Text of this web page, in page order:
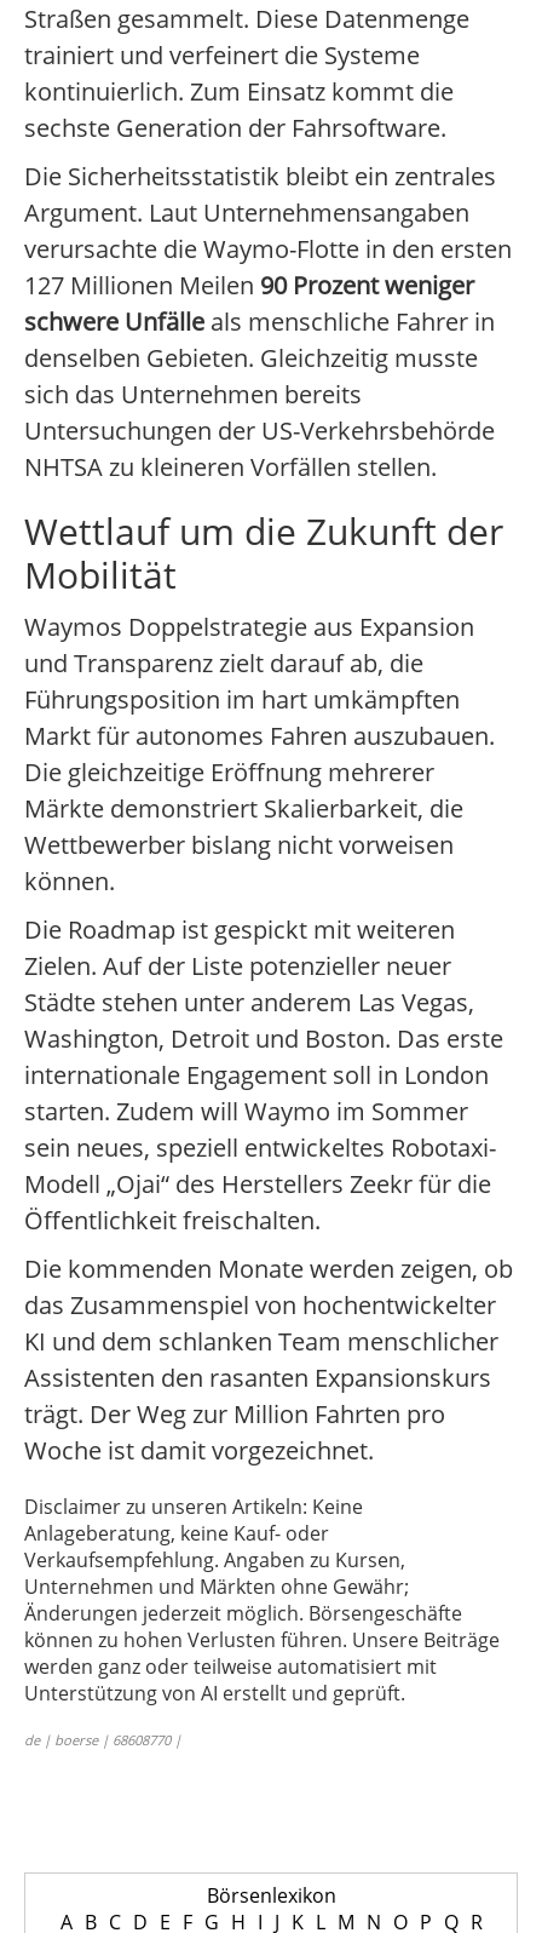
Straßen gesammelt. Diese Datenmenge
trainiert und verfeinert die Systeme
kontinuierlich. Zum Einsatz kommt die
sechste Generation der Fahrsoftware.
Die Sicherheitsstatistik bleibt ein zentrales
Argument. Laut Unternehmensangaben
verursachte die Waymo-Flotte in den ersten
127 Millionen Meilen 90 Prozent weniger
schwere Unfälle als menschliche Fahrer in
denselben Gebieten. Gleichzeitig musste
sich das Unternehmen bereits
Untersuchungen der US-Verkehrsbehörde
NHTSA zu kleineren Vorfällen stellen.
Wettlauf um die Zukunft der
Mobilität
Waymos Doppelstrategie aus Expansion
und Transparenz zielt darauf ab, die
Führungsposition im hart umkämpften
Markt für autonomes Fahren auszubauen.
Die gleichzeitige Eröffnung mehrerer
Märkte demonstriert Skalierbarkeit, die
Wettbewerber bislang nicht vorweisen
können.
Die Roadmap ist gespickt mit weiteren
Zielen. Auf der Liste potenzieller neuer
Städte stehen unter anderem Las Vegas,
Washington, Detroit und Boston. Das erste
internationale Engagement soll in London
starten. Zudem will Waymo im Sommer
sein neues, speziell entwickeltes Robotaxi-
Modell „Ojai“ des Herstellers Zeekr für die
Öffentlichkeit freischalten.
Die kommenden Monate werden zeigen, ob
das Zusammenspiel von hochentwickelter
KI und dem schlanken Team menschlicher
Assistenten den rasanten Expansionskurs
trägt. Der Weg zur Million Fahrten pro
Woche ist damit vorgezeichnet.
Disclaimer zu unseren Artikeln: Keine
Anlageberatung, keine Kauf- oder
Verkaufsempfehlung. Angaben zu Kursen,
Unternehmen und Märkten ohne Gewähr;
Änderungen jederzeit möglich. Börsengeschäfte
können zu hohen Verlusten führen. Unsere Beiträge
werden ganz oder teilweise automatisiert mit
Unterstützung von AI erstellt und geprüft.
de | boerse | 68608770 |
Börsenlexikon
A B C D E F G H I J K L M N O P Q R